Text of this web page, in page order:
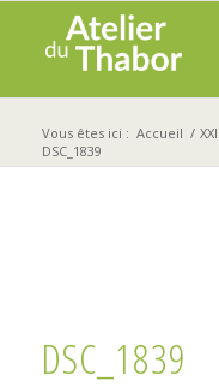
Vous êtes ici : Accueil /
DSC_1839
DSC_1839